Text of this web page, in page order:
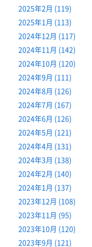
2025年2月 (119)
2025年1月 (113)
2024年12月 (117)
2024年11月 (142)
2024年10月 (120)
2024年9月 (111)
2024年8月 (126)
2024年7月 (167)
2024年6月 (126)
2024年5月 (121)
2024年4月 (131)
2024年3月 (138)
2024年2月 (140)
2024年1月 (137)
2023年12月 (108)
2023年11月 (95)
2023年10月 (120)
2023年9月 (121)